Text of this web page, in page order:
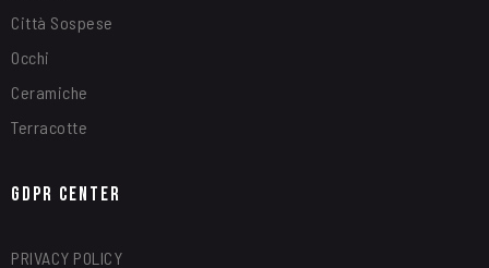
Città Sospese
Occhi
Ceramiche
Terracotte
GDPR Center
PRIVACY POLICY